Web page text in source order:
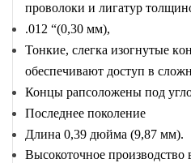
проволоки и лигатур
.012 “(0,30 мм),
Тонкие, слегка изогнутые к
обеспечивают доступ в
Концы рапсоложены под
Последнее поколение
Длина 0,39 дюйма (9,87 мм).
Высокоточное